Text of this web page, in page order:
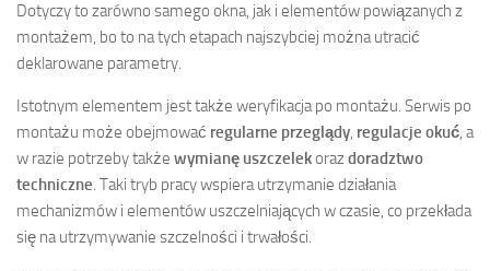
Dotyczy to zarówno samego okna, jak i elementów powiązanych z
montażem, bo to na tych etapach najszybciej można utracić
deklarowane parametry.
Istotnym elementem jest także weryfikacja po montażu. Serwis po
montażu może obejmować regularne przeglądy, regulacje okuć, a
w razie potrzeby także wymianę uszczelekorazdoradztwo
techniczne. Taki tryb pracy wspiera utrzymanie działania
mechanizmów i elementów uszczelniających w czasie, co przekłada
się na utrzymywanie szczelności i trwałości.